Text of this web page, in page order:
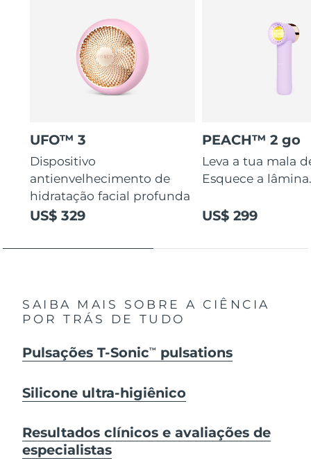
UFO™ 3
Dispositivo
antienvelhecimento de
hidratação facial profunda
US$ 329
PEACH™ 2 go
Leva a tua mala
Esquece a
US$ 299
SAIBA MAIS SOBRE A CIÊNCIA
POR TRÁS DE TUDO
Pulsações T-SonicTM pulsations
Silicone ultra-higiênico
Resultados clínicos e avaliações de
especialistas